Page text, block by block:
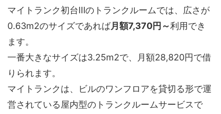
マイトランク初台Ⅲのトランクルームでは、広さが
0.63m2のサイズであれば月額7,370円～利用でき
ます。
一番大きなサイズは3.25m2で、月額28,820円で借
りられます。
マイトランクは、ビルのワンフロアを貸切る形で運
営されている屋内型のトランクルームサービスで